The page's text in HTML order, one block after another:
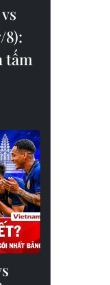
8):
tấm